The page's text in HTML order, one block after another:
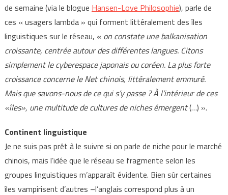
de semaine (via le blogue Hansen-Love Philosophie), parle de
ces « usagers lambda » qui forment littéralement des îles
linguistiques sur le réseau, « on constate une balkanisation
croissante, centrée autour des différentes langues. Citons
simplement le cyberespace japonais ou coréen. La plus forte
croissance concerne le Net chinois, littéralement emmuré.
Mais que savons-nous de ce qui s’y passe ? À l’intérieur de ces
«îles», une multitude de cultures de niches émergent(…) ».
Continent linguistique
Je ne suis pas prêt à le suivre si on parle de niche pour le marché
chinois, mais l’idée que le réseau se fragmente selon les
groupes linguistiques m’apparaît évidente. Bien sûr certaines
îles vampirisent d’autres –l’anglais correspond plus à un